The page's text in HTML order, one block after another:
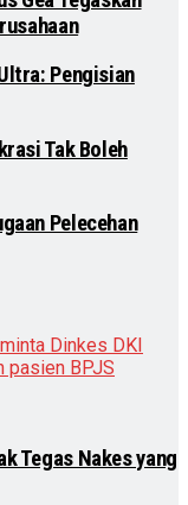
Pengisian
Tak Boleh
Pelecehan
Tegas Nakes yang